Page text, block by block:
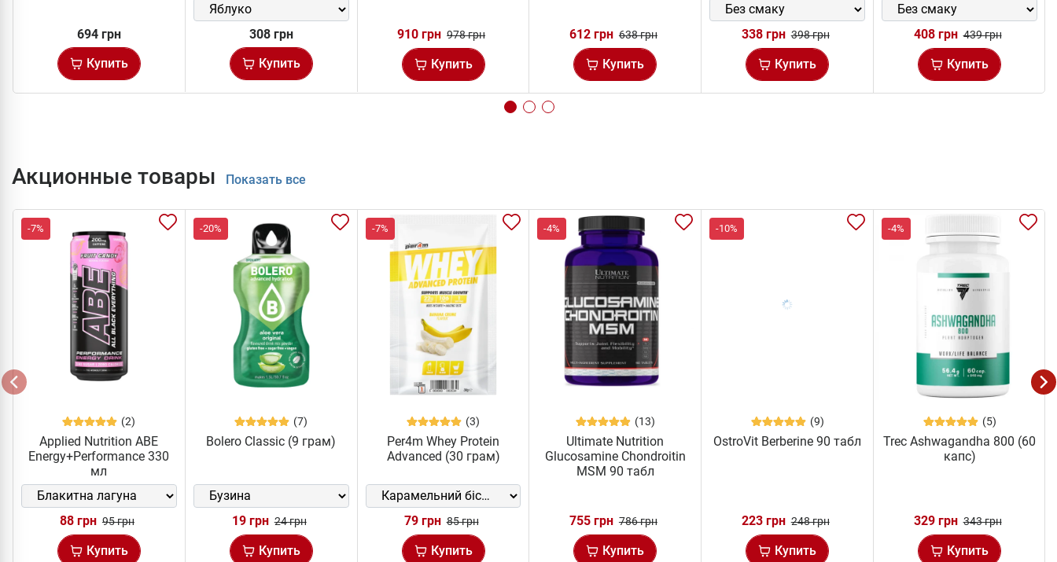
694 грн
Купить
308 грн
Купить
910 грн 978 грн
Купить
612 грн 638 грн
Купить
338 грн 398 грн
Купить
408 грн 439 грн
Купить
Акционные товары Показать все
-7%
(2)
Applied Nutrition ABE
Energy+Performance 330
мл
88 грн 95 грн
Купить
-20%
(7)
Bolero Classic (9 грам)
19 грн 24 грн
Купить
-7%
(3)
Per4m Whey Protein
Advanced (30 грам)
79 грн 85 грн
Купить
-4%
(13)
Ultimate Nutrition
Glucosamine Chondroitin
MSM 90 табл
755 грн 786 грн
Купить
-10%
(9)
OstroVit Berberine 90 табл
223 грн 248 грн
Купить
-4%
(5)
Trec Ashwagandha 800 (60
капс)
329 грн 343 грн
Купить